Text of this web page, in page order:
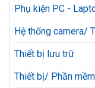
Phụ kiện PC -
Hệ thống camera/
Thiết bị lưu trữ
Thiết bị/ Phần